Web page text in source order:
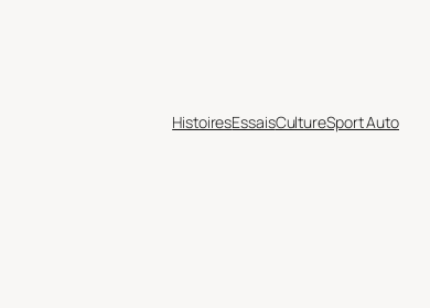
HistoiresEssaisCultureSport Auto